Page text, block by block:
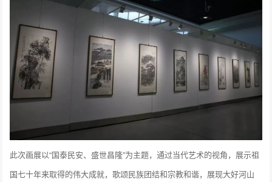
此次画展以“国泰民安、盛世昌隆”为主题，通过当代艺术的视角，展示祖
国七十年来取得的伟大成就，歌颂民族团结和宗教和谐，展现大好河山